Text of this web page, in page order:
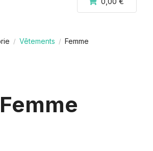
/ Vêtements / Femme
Femme